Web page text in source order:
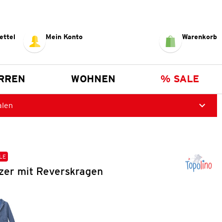
Mein Konto Warenkorb
WOHNEN % SALE
mit Reverskragen